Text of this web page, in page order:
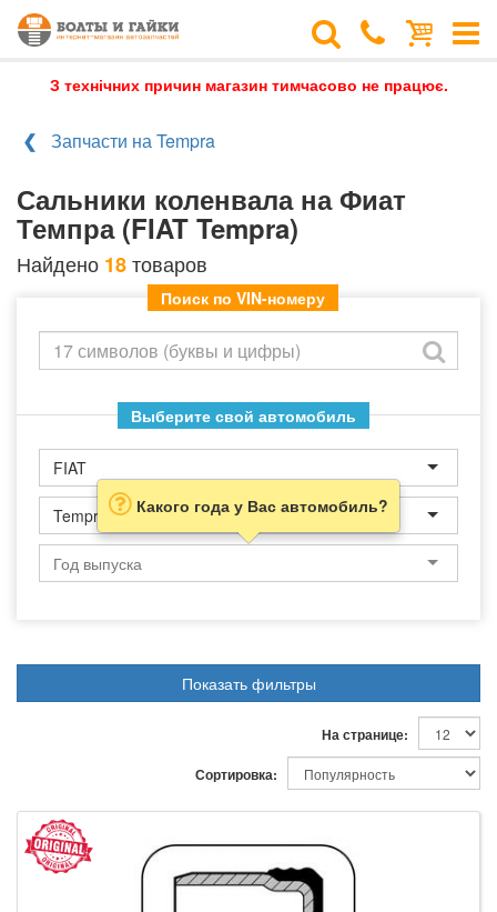
З технічних причин магазин тимчасово не працює.
Запчасти на Tempra
Сальники коленвала на Фиат
Темпра (FIAT Tempra)
Найдено 18товаров
Поиск по VIN-номеру
Выберите свой автомобиль
FIAT
Tempra Какого года у Вас автомобиль?
Показать фильтры
На странице:
Сортировка: